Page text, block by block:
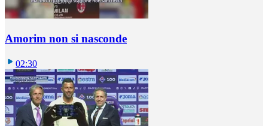
Amorim non si nasconde
02:30